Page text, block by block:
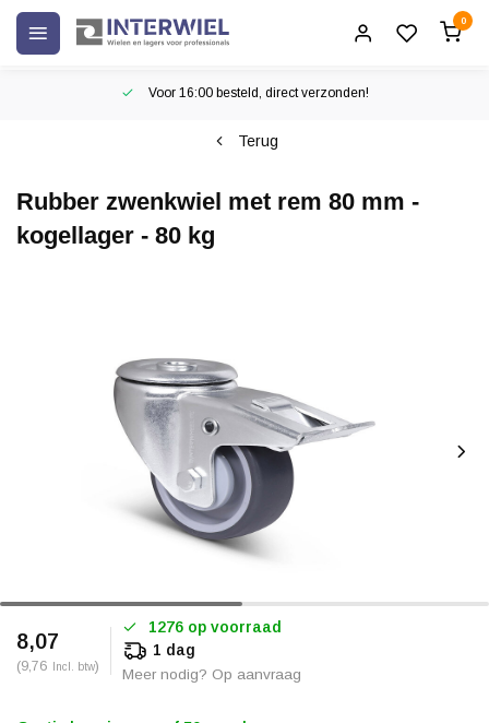
0
Voor 16:00 besteld, direct verzonden!
Terug
Rubber zwenkwiel met rem 80 mm -
kogellager - 80 kg
8,07
(9,76 Incl. btw)
1276 op voorraad
1 dag
Meer nodig? Op aanvraag